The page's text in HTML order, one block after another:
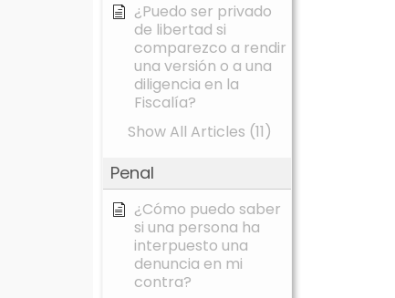
¿Puedo ser privado
de libertad si
comparezco a rendir
una versión o a una
diligencia en la
Fiscalía?
Show All Articles (11)
Penal
¿Cómo puedo saber
si una persona ha
interpuesto una
denuncia en mi
contra?